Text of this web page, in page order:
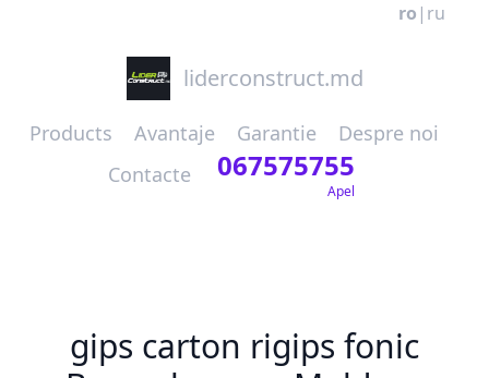
ro | ru
liderconstruct.md
Products Avantaje Garantie
Despre noi
Contacte
067575755
Apel
gips carton rigips fonic